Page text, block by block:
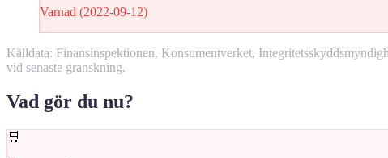
Varnad (2022-09-12)
Källdata: Finansinspektionen, Konsumentverket,
vid senaste granskning.
Vad gör du nu?
🛒